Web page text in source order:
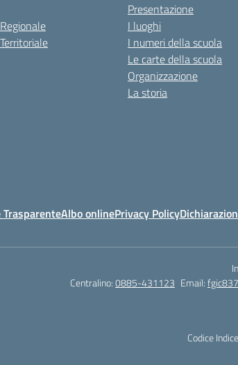
Presentazione
I luoghi
I numeri della scuola
Le carte della scuola
Organizzazione
La storia
Albo onlinePrivacy Policy
Centralino:0885-431123 Email:
Codice